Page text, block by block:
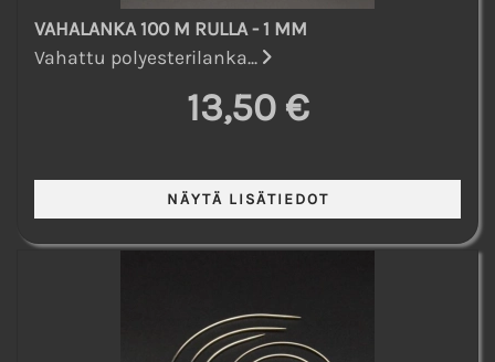
VAHALANKA 100 M RULLA - 1 MM
Vahattu polyesterilanka...
13,50 €